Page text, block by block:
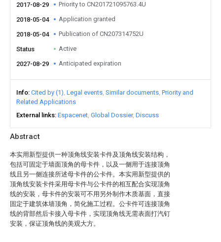
Abstract
本实用新型提供一种顶角线安装卡件及顶角线安装结构，
包括可固定于墙面顶角的母卡件，以及一侧用于连接顶角
线且另一侧连接所述母卡件的公卡件。本实用新型提供的
顶角线安装卡件采用母卡件与公卡件的相互配合实现顶角
线的安装，母卡件的安装可不用另外制作木质基面，直接
固定于建筑体墙顶角，简化施工过程。公卡件可连接顶角
线的背部然后卡接入母卡件，实现顶角线无需表面打汽钉
安装，保证顶角线的美观大方。
2017-08-29
Priority to CN201721095763.4U
2018-05-04 Application granted
2018-05-04 Publication of CN207314752U
Status Active
2027-08-29 Anticipated expiration
Info Cited by (1) Legal events Similar documents Priority and
Related Applications
External links Espacenet Global Dossier Discuss